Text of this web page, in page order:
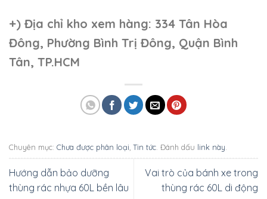
+) Địa chỉ kho xem hàng: 334 Tân Hòa
Đông, Phường Bình Trị Đông, Quận Bình
Tân, TP.HCM
Chuyên mục: Chưa được phân loại Tin tức . Đánh dấu link này
Hướng dẫn bảo dưỡng
thùng rác nhựa 60L bền lâu
Vai trò của bánh xe trong
thùng rác 60L di động